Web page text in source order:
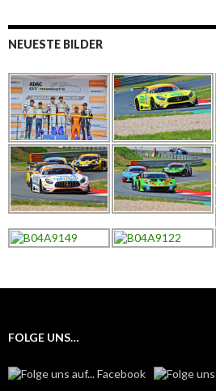
NEUESTE BILDER
FOLGE UNS…